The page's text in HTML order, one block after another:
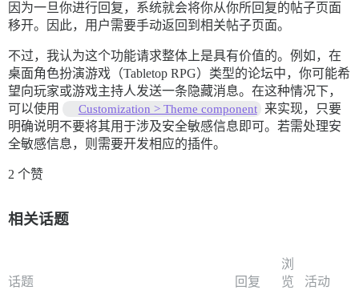
因为一旦你进行回复，系统就会将你从你所回复的帖子页面
移开。因此，用户需要手动返回到相关帖子页面。
不过，我认为这个功能请求整体上是具有价值的。例如，在
桌面角色扮演游戏（Tabletop RPG）类型的论坛中，你可能希
望向玩家或游戏主持人发送一条隐藏消息。在这种情况下，
可以使用
Customization > Theme component
来实现，只要
明确说明不要将其用于涉及安全敏感信息即可。若需处理安
全敏感信息，则需要开发相应的插件。
2 个赞
相关话题
话题 回复
浏
览
活动